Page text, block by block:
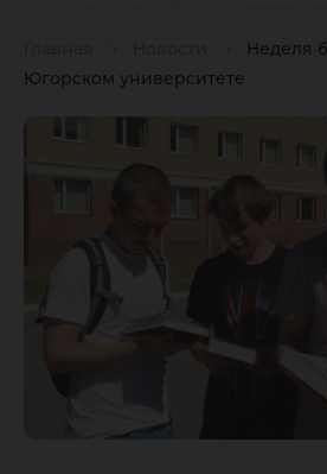
Неделя
Югорском университете